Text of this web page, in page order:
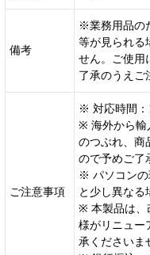
備考
※業務用品の
等が見られる
せん。ご使用
了承のうえご
ご注意事項
※ 対応時間：
※ 海外から輸
のつぶれ、商
ので予めご了
※ パソコンの
と少し異なる
※ 本製品は、
様がリニュー
承くださいま